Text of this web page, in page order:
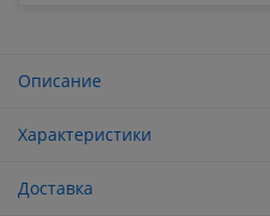
Описание
Характеристики
Доставка